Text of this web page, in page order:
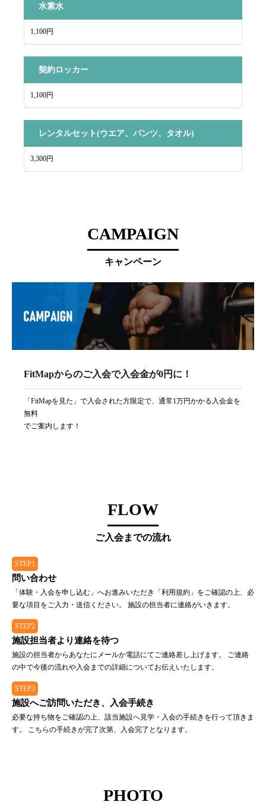
水素水
1,100円
契約ロッカー
1,100円
レンタルセット(ウエア、パンツ、タオル)
3,300円
CAMPAIGN
キャンペーン
FitMapからのご入会で入会金が0円に！
「FitMapを見た」で入会された方限定で、通常1万円かかる入会金を
無料
でご案内します！
FLOW
ご入会までの流れ
STEP1
問い合わせ
「体験・入会を申し込む」へお進みいただき「利用規約」をご確認の上、必
要な項目をご入力・送信ください。 施設の担当者に連絡がいきます。
STEP2
施設担当者より連絡を待つ
施設の担当者からあなたにメールか電話にてご連絡差し上げます。 ご連絡
の中で今後の流れや入会までの詳細についてお伝えいたします。
STEP3
施設へご訪問いただき、入会手続き
必要な持ち物をご確認の上、該当施設へ見学・入会の手続きを行って頂きま
す。 こちらの手続きが完了次第、入会完了となります。
PHOTO